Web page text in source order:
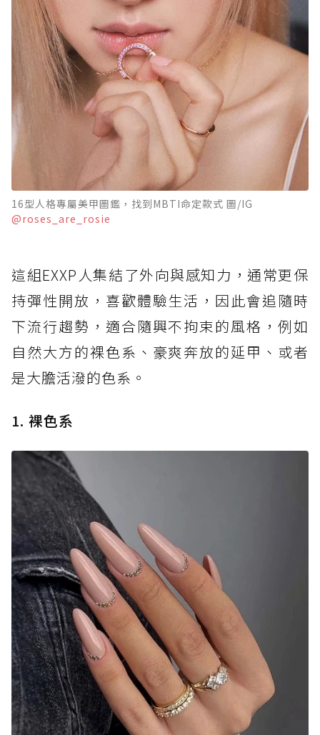
16型人格專屬美甲圖鑑，找到MBTI命定款式 圖/IG
@roses_are_rosie
這組EXXP人集結了外向與感知力，通常更保
持彈性開放，喜歡體驗生活，因此會追隨時
下流行趨勢，適合隨興不拘束的風格，例如
自然大方的裸色系、豪爽奔放的延甲、或者
是大膽活潑的色系。
1. 裸色系